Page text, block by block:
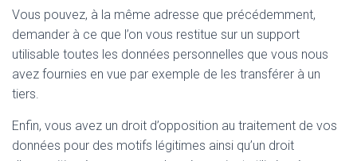
Vous pouvez, à la même adresse que précédemment,
demander à ce que l’on vous restitue sur un support
utilisable toutes les données personnelles que vous nous
avez fournies en vue par exemple de les transférer à un
tiers.
Enfin, vous avez un droit d’opposition au traitement de vos
données pour des motifs légitimes ainsi qu’un droit